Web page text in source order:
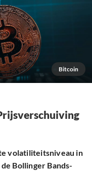
Bitcoin
volatiliteitsniveau in
Bollinger Bands-